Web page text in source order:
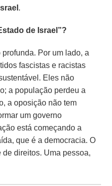
.
de Israel”?
Por um lado, a
fascistas e racistas
Eles não
a população perdeu a
a oposição não tem
um governo
está começando a
que é a democracia. O
de direitos. Uma pessoa,